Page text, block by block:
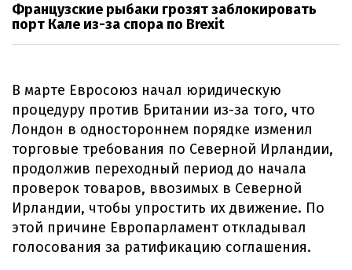
Французские рыбаки грозят заблокировать
порт Кале из-за спора по Brexit
В марте Евросоюз начал юридическую
процедуру против Британии из-за того, что
Лондон в одностороннем порядке изменил
торговые требования по Северной Ирландии,
продолжив переходный период до начала
проверок товаров, ввозимых в Северной
Ирландии, чтобы упростить их движение. По
этой причине Европарламент откладывал
голосования за ратификацию соглашения.